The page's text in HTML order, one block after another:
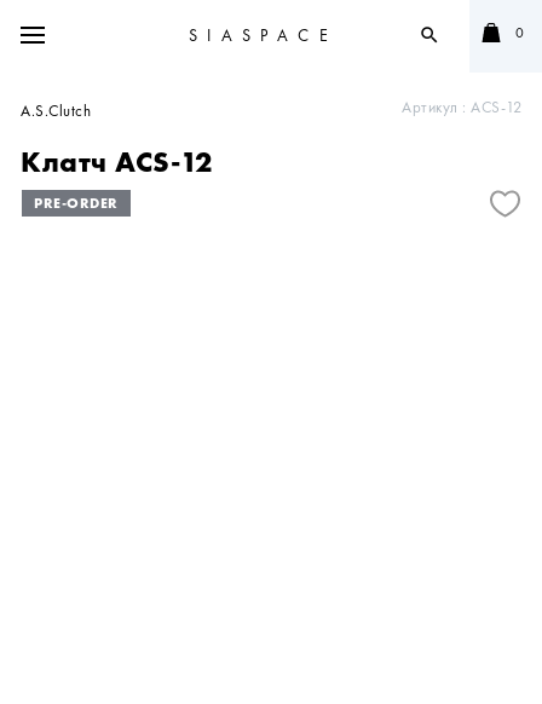
SIASPACE search 0
Артикул : ACS-12
A.S.Clutch
Клатч ACS-12